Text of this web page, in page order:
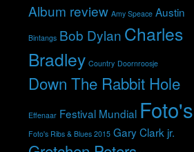
Album review Amy Speace Austin
Bintangs Bob Dylan Charles
Bradley Country Doornroosje
Down The Rabbit Hole
Effenaar Festival Mundial Foto's
Foto's Ribs & Blues 2015 Gary Clark jr.